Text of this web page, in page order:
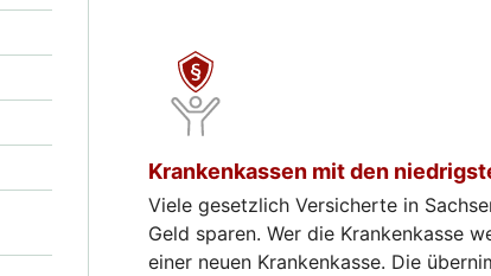
Krankenkassen mit den
Viele gesetzlich Versicherte in
Geld sparen. Wer die Krankenkasse
einer neuen Krankenkasse. Die